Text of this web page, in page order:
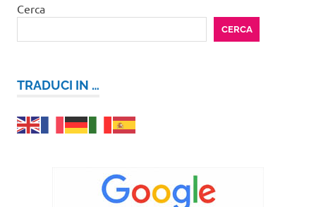
Cerca
CERCA
TRADUCI IN …